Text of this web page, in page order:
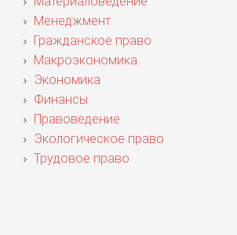
Менеджмент
Гражданское право
Макроэкономика
Экономика
Финансы
Правоведение
Экологическое право
Трудовое право